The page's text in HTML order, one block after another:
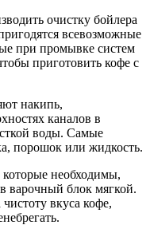
очистку бойлера
всевозможные
при промывке систем
приготовить кофе с
накипь,
каналов в
воды. Самые
порошок или жидкость.
необходимы,
варочный блок мягкой.
вкуса кофе,